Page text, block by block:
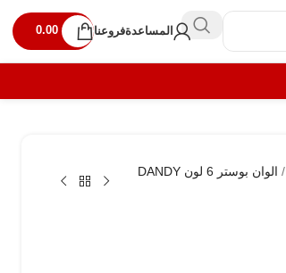
المساعدةفروعنا 0.00
/
الوان بوستر 6 لون DANDY